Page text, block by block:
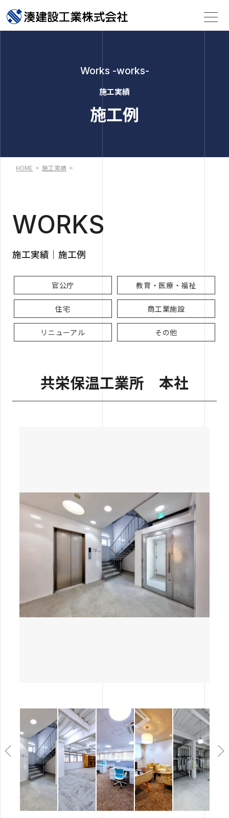
Works -works-
施工実績
施工例
HOME > 施工実績 >
WORKS
施工実績｜施工例
官公庁 教育・医療・福祉
住宅 商工業施設
リニューアル その他
共栄保温工業所 本社